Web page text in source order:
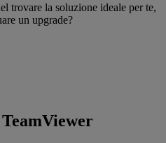
trovare la soluzione ideale per te,
un upgrade?